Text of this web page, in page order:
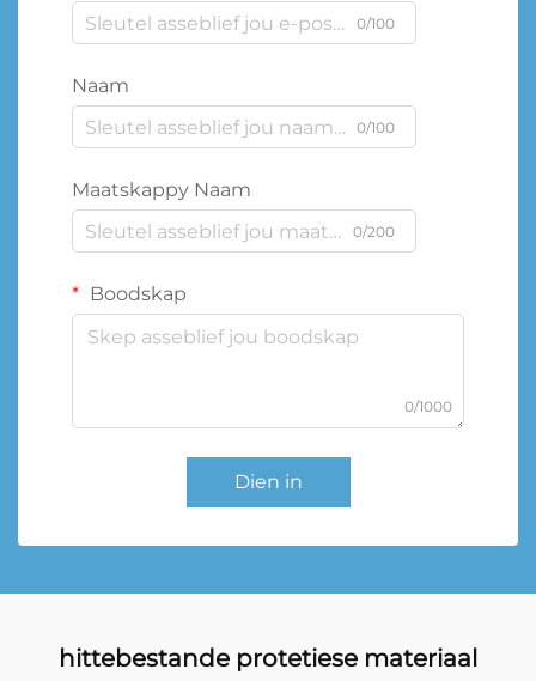
0/100
Naam
0/100
Maatskappy Naam
0/200
Boodskap
0/1000
Dien in
hittebestande protetiese materiaal